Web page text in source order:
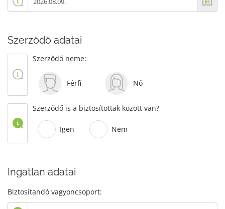
Szerződő adatai
Szerződő neme:
Férfi Nő
Szerződő is a biztosítottak között van?
Igen Nem
Ingatlan adatai
Biztosítandó vagyoncsoport: